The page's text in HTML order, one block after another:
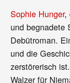
Sophie Hunger,
und begnadete
Debütroman.
und die
zerstörerisch
Walzer für